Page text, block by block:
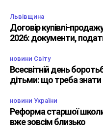
Львівщина
Договір купівлі-
2026: документи,
новини Світу
Всесвітній день
дітьми: що треба
новини України
Реформа старшої
вже зовсім близько